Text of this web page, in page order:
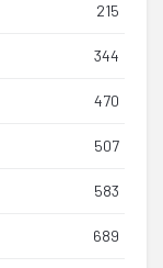
215
344
470
507
583
689